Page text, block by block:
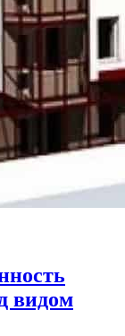
видом